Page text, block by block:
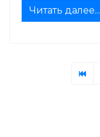
Читать далее...